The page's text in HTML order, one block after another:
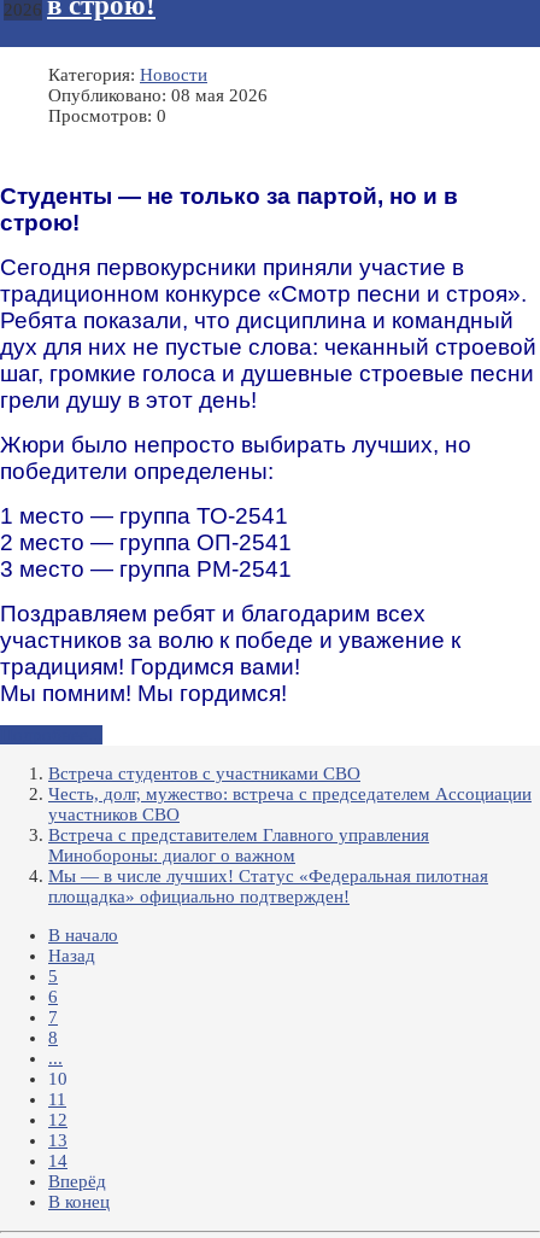
2026
Категория: Новости
Опубликовано: 08 мая 2026
Просмотров: 0
Студенты — не только за партой, но и в
строю!
Сегодня первокурсники приняли участие в
традиционном конкурсе «Смотр песни и строя».
Ребята показали, что дисциплина и командный
дух для них не пустые слова: чеканный строевой
шаг, громкие голоса и душевные строевые песни
грели душу в этот день!
Жюри было непросто выбирать лучших, но
победители определены:
1 место — группа ТО-2541
2 место — группа ОП-2541
3 место — группа РМ-2541
Поздравляем ребят и благодарим всех
участников за волю к победе и уважение к
традициям! Гордимся вами!
Мы помним! Мы гордимся!
Встреча студентов с участниками СВО
Честь, долг, мужество: встреча с председателем Ассоциации
участников СВО
Встреча с представителем Главного управления
Минобороны: диалог о важном
Мы — в числе лучших! Статус «Федеральная пилотная
площадка» официально подтвержден!
В начало
Назад
5
6
7
8
...
10
11
12
13
14
Вперёд
В конец